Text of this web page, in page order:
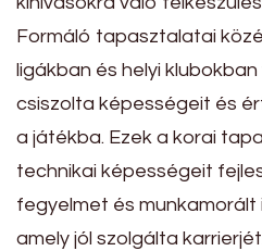
Formáló tapasztalatai
ligákban és helyi
csiszolta képességeit és
a játékba. Ezek a korai
technikai képességeit
fegyelmet és munkamorált
amely jól szolgálta